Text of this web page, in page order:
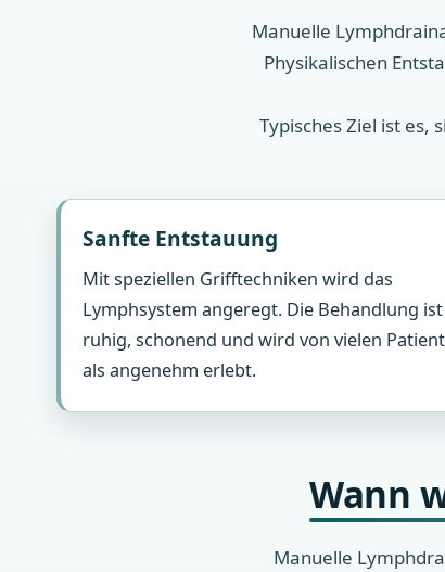
Manuelle
Physikalischen
Typisches Ziel ist es,
Sanfte Entstauung
Mit speziellen Grifftechniken wird das
Lymphsystem angeregt. Die Behandlung ist
ruhig, schonend und wird von vielen
als angenehm erlebt.
Wann
Manuelle